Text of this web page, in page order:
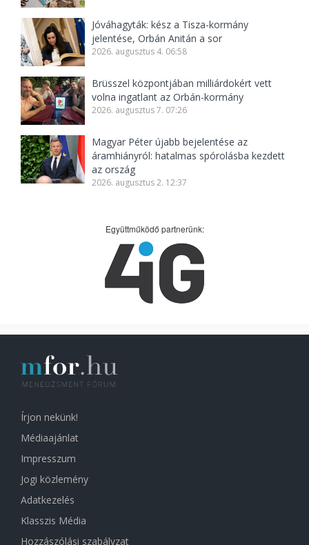
Jóváhagyták: kész a Tisza-kormány
jelentése, Orbán Anitán a sor
2026. augusztus 4. 06:58
Brüsszel központjában milliárdokért vett
volna ingatlant az Orbán-kormány
2026. augusztus 7. 07:26
Magyar Péter újabb bejelentése az
áramhiányról: hatalmas spórolásba kezdett
az ország
2026. augusztus 2. 12:37
Együttműködő partnerünk:
Írjon nekünk!
Médiaajánlat
Impresszum
Jogi közlemény
Adatkezelés
Klasszis Média
Hozzászólási szabályzat